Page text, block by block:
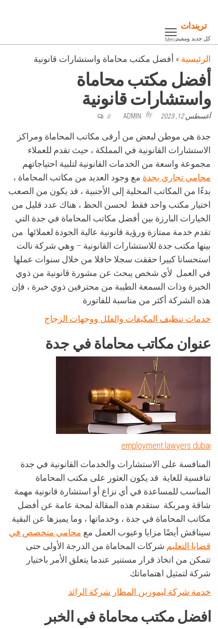
content
تريندات
كل جديد ومفيدMenu
الرئيسية » أفضل مكتب محاماة واستشارات قانونية
أفضل مكتب محاماة
واستشارات قانونية
أغسطس 12, 2023 By
ADMIN
0
جدة هي موطن لبعض من أرقى مكاتب المحاماة ومراكز
الاستشارات القانونية في المملكة ، حيث تقدم للعملاء
مجموعة واسعة من الخدمات القانونية لتلبية احتياجاتهم.
محامي تجاري بجدة مع وجود العديد من مكاتب المحاماة ،
بدءًا من المكاتب المحلية إلى الأجنبية ، قد يكون من الصعب
اختيار مكتب واحد فقط. لحسن الحظ ، هناك عدد قليل من
الخيارات البارزة بين أفضل مكاتب المحاماة في جدة التي
تقدم خدمة ممتازة ورؤية قانونية عالية الجودة لعملائها. من
بينها مكتب جدة للاستشارات القانونية – وهي شركة نالت
استحسانا كبيرا حققت سجلا حافلا من خلال سنوات عملها
في العمل. لأي شخص يبحث عن مشورة قانونية من ذوي
الخبرة وذات السمعة الطيبة من محترفين ذوي خبرة ، فإن
هذه الشركة أكثر من مناسبة للفاتورة.
خدمات تنظيف المكيفات والفلل ووجهات الزجاج
عنوان مكاتب محاماة في جدة
employment lawyers dubai
المنافسة على الاستشارات والخدمات القانونية في جدة
تنافسية للغاية. قد يكون العثور على مكتب المحاماة
المناسب للمساعدة في أي نزاع أو استشارة قانونية مهمة
شاقة ومربكة. ستقدم هذه المقالة لمحة عامة عن أفضل
مكاتب المحاماة في جدة ، وخدماتها ، وما يميزها عن البقية.
سيناقش أيضًا مزايا وعيوب العمل مع محامي متخصص في
قضايا التعليم شركات المحاماة من الدرجة الأولى حتى
تتمكن من اتخاذ قرار مستنير عندما يتعلق الأمر باختيار
شركة لتمثيل اهتماماتك.
خدمة شركة ليموزين المطار شركة الرائد
افضل مكتب محاماة في الخبر